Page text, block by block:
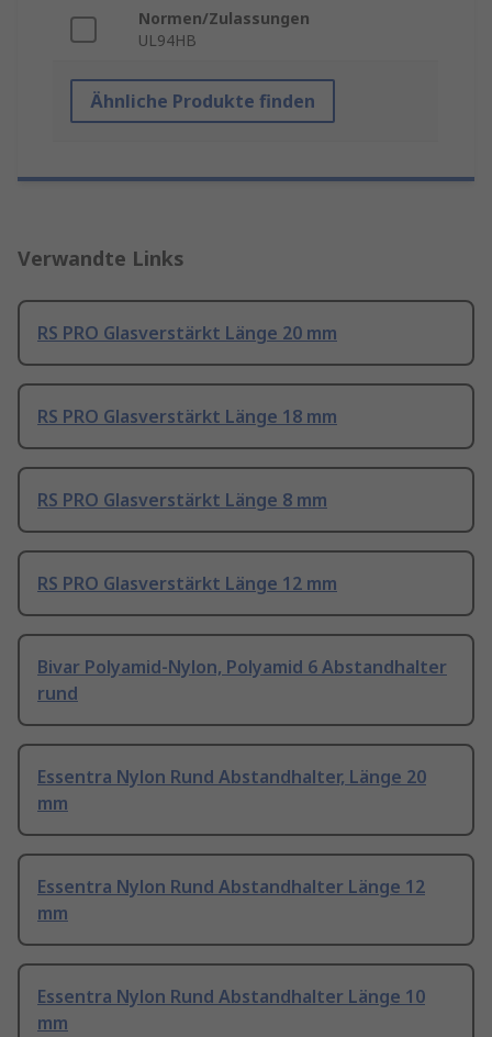
Normen/Zulassungen
UL94HB
Ähnliche Produkte finden
Verwandte Links
RS PRO Glasverstärkt Länge 20 mm
RS PRO Glasverstärkt Länge 18 mm
RS PRO Glasverstärkt Länge 8 mm
RS PRO Glasverstärkt Länge 12 mm
Bivar Polyamid-Nylon, Polyamid 6 Abstandhalter
rund
Essentra Nylon Rund Abstandhalter, Länge 20
mm
Essentra Nylon Rund Abstandhalter Länge 12
mm
Essentra Nylon Rund Abstandhalter Länge 10
mm